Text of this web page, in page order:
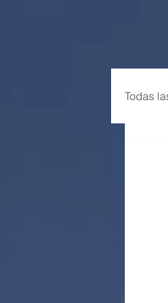
Todas